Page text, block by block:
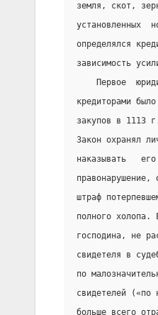
земля, скот,
установленных
определялся
зависимость
Первое
кредиторами
закупов в 1113
Закон охранял
наказывать
штраф
полного
господина, не
свидетеля в
по
свидетелей
больше всего